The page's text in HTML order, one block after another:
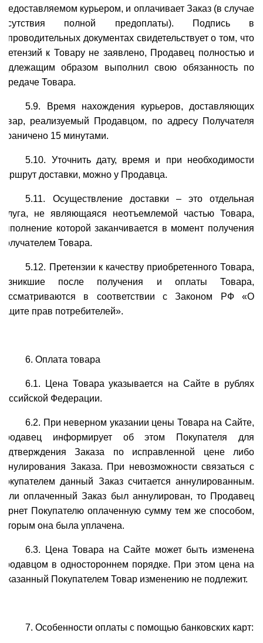
курьером, и оплачивает Заказ (в случае
полной предоплаты). Подпись в
документах свидетельствует о том, что
к Товару не заявлено, Продавец полностью и
образом выполнил свою обязанность по
Товара.
5.9. Время нахождения курьеров, доставляющих
реализуемый Продавцом, по адресу Получателя
15 минутами.
5.10. Уточнить дату, время и при необходимости
доставки, можно у Продавца.
5.11. Осуществление доставки – это отдельная
не являющаяся неотъемлемой частью Товара,
которой заканчивается в момент получения
Товара.
5.12. Претензии к качеству приобретенного Товара,
после получения и оплаты Товара,
в соответствии с Законом РФ «О
прав потребителей».
6. Оплата товара
6.1. Цена Товара указывается на Сайте в рублях
Федерации.
6.2. При неверном указании цены Товара на Сайте,
информирует об этом Покупателя для
Заказа по исправленной цене либо
Заказа. При невозможности связаться с
данный Заказ считается аннулированным.
оплаченный Заказ был аннулирован, то Продавец
Покупателю оплаченную сумму тем же способом,
она была уплачена.
6.3. Цена Товара на Сайте может быть изменена
в одностороннем порядке. При этом цена на
Покупателем Товар изменению не подлежит.
7. Особенности оплаты с помощью банковских карт: